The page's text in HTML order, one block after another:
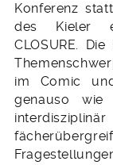
Konferenz
des Kieler
CLOSURE.
im Comic
genauso